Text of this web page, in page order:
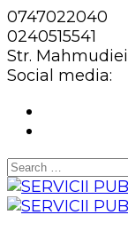
0747022040
0240515541
Str.
Social media:
Search
for: